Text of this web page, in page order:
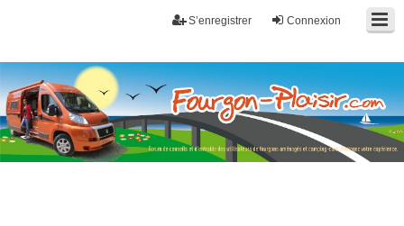
Connexion
S’enregistrer
Fourgon-plaisir.com
Forum de conseils et d'entraide des utilisateurs de fourgons, fourgons
aménagés, vans et de camping-car. Partagez votre expérience.